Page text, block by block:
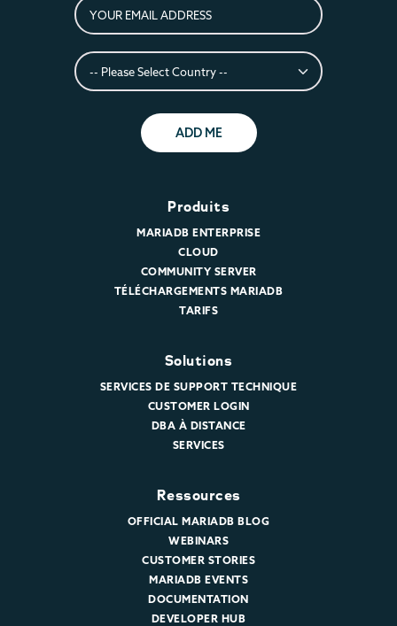
ADD ME
Produits
MARIADB ENTERPRISE
CLOUD
COMMUNITY SERVER
TÉLÉCHARGEMENTS MARIADB
TARIFS
Solutions
SERVICES DE SUPPORT TECHNIQUE
CUSTOMER LOGIN
DBA À DISTANCE
SERVICES
Ressources
OFFICIAL MARIADB BLOG
WEBINARS
CUSTOMER STORIES
MARIADB EVENTS
DOCUMENTATION
DEVELOPER HUB